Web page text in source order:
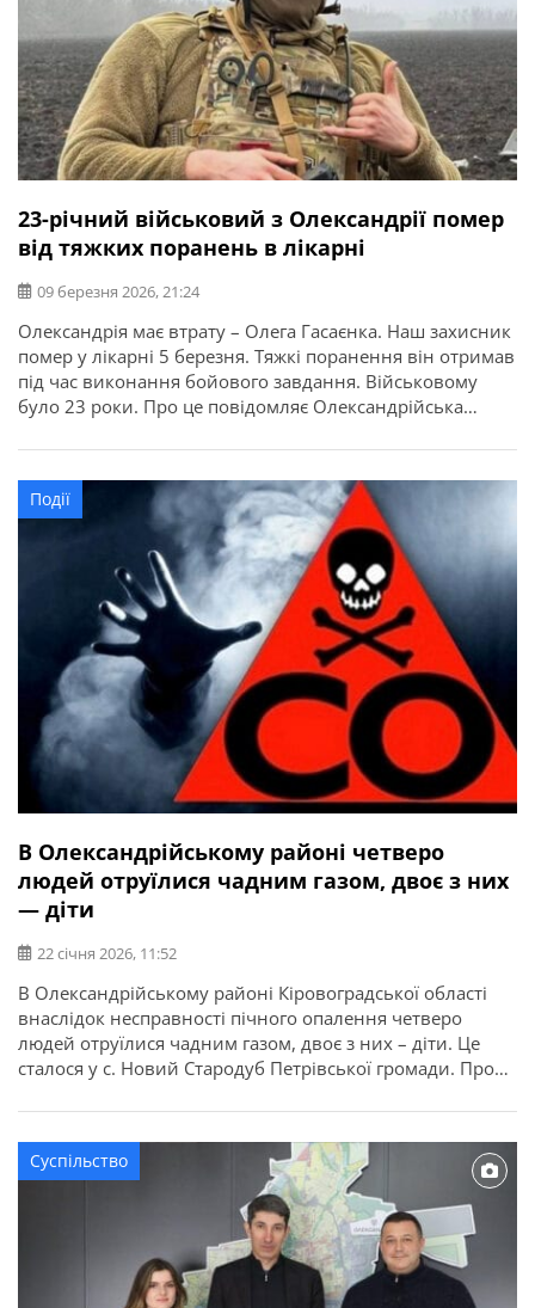
23-річний військовий з Олександрії помер
від тяжких поранень в лікарні
09 березня 2026, 21:24
Олександрія має втрату – Олега Гасаєнка. Наш захисник
помер у лікарні 5 березня. Тяжкі поранення він отримав
під час виконання бойового завдання. Військовому
було 23 роки. Про це повідомляє Олександрійська
Висловлюємо щирі співчуття рідним, близьким і
друзям.
Події
В Олександрійському районі четверо
людей отруїлися чадним газом, двоє з них
— діти
22 січня 2026, 11:52
В Олександрійському районі Кіровоградської області
внаслідок несправності пічного опалення четверо
людей отруїлися чадним газом, двоє з них – діти. Це
сталося у с. Новий Стародуб Петрівської громади. Про
Чотирирічну дівчинку та восьмирічного хлопчика
доправили до лікарні. Мама та бабуся від госпіталізації
відмовилися.
Суспільство